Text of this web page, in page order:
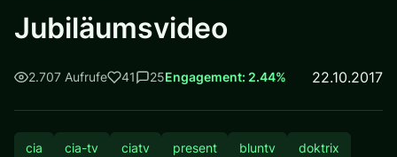
Jubiläumsvideo
2.707 Aufrufe 41 25Engagement: 2.44% 22.10.2017
cia cia-tv ciatv present bluntv doktrix